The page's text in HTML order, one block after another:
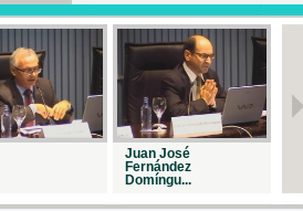
Juan José
Fernández
Domíngu...